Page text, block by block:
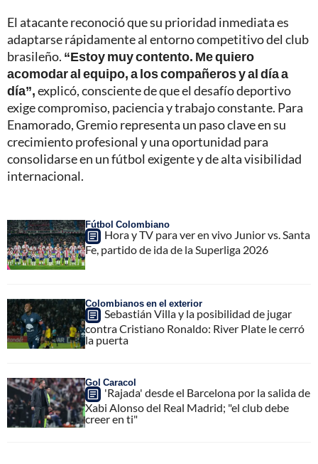
El atacante reconoció que su prioridad inmediata es
adaptarse rápidamente al entorno competitivo del club
brasileño. “Estoy muy contento. Me quiero
acomodar al equipo, a los compañeros y al día a
día”,explicó, consciente de que el desafío deportivo
exige compromiso, paciencia y trabajo constante. Para
Enamorado, Gremio representa un paso clave en su
crecimiento profesional y una oportunidad para
consolidarse en un fútbol exigente y de alta visibilidad
internacional.
Fútbol Colombiano
Hora y TV para ver en vivo Junior vs. Santa
Fe, partido de ida de la Superliga 2026
Colombianos en el exterior
Sebastián Villa y la posibilidad de jugar
contra Cristiano Ronaldo: River Plate le cerró
la puerta
Gol Caracol
'Rajada' desde el Barcelona por la salida de
Xabi Alonso del Real Madrid; "el club debe
creer en ti"